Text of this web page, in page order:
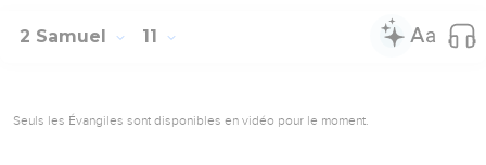
2 Samuel 11
Seuls les Évangiles sont disponibles en vidéo pour le moment.